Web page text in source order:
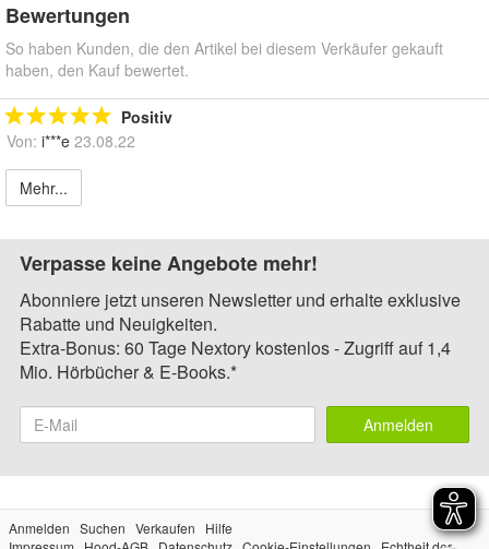
Bewertungen
So haben Kunden, die den Artikel bei diesem Verkäufer gekauft
haben, den Kauf bewertet.
Positiv
Von: i***e 23.08.22
Mehr...
Verpasse keine Angebote mehr!
Abonniere jetzt unseren Newsletter und erhalte exklusive
Rabatte und Neuigkeiten.
Extra-Bonus: 60 Tage Nextory kostenlos - Zugriff auf 1,4
Mio. Hörbücher & E-Books.*
Anmelden
Anmelden Suchen Verkaufen
Hilfe